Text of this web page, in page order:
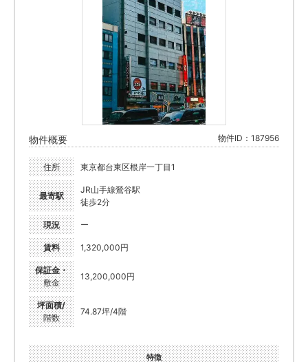
物件概要 物件ID：187956
住所 東京都台東区根岸一丁目1
最寄駅
JR山手線鶯谷駅
徒歩2分
現況 ー
賃料 1,320,000円
保証金・
敷金
13,200,000円
坪面積/
階数
74.87坪/4階
特徴